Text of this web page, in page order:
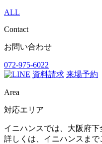
ALL
Contact
お問い合わせ
072-975-6022
資料請求 来場予約
Area
対応エリア
イニハンスでは、大阪府
詳しくは、イニハンスまで